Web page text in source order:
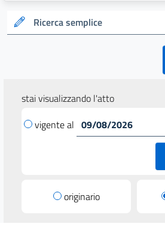
Ricerca semplice
stai visualizzando l'atto
vigente al
originario